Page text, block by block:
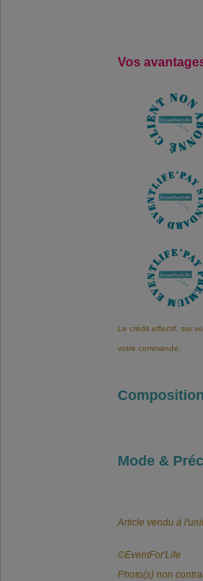
Vos
Le crédit effectif, sur
votre commande.
Mode &
Article vendu à
©️EventFor'Life
Photo(s) non